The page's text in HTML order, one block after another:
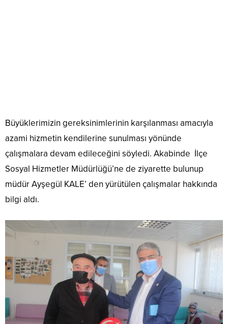
Büyüklerimizin gereksinimlerinin karşılanması amacıyla
azami hizmetin kendilerine sunulması yönünde
çalışmalara devam edileceğini söyledi. Akabinde İlçe
Sosyal Hizmetler Müdürlüğü’ne de ziyarette bulunup
müdür Ayşegül KALE’ den yürütülen çalışmalar hakkında
bilgi aldı.